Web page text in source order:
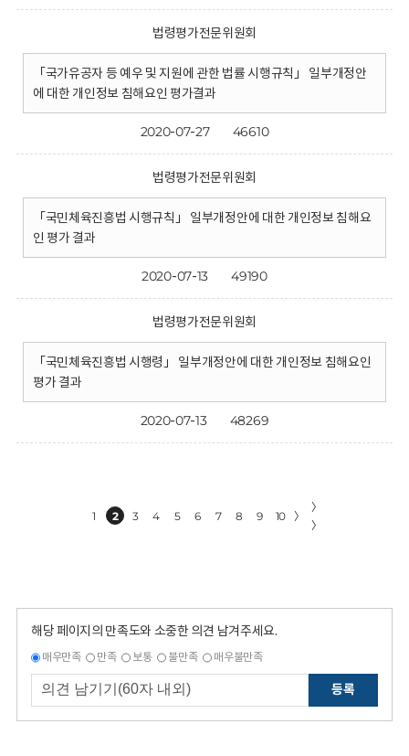
법령평가전문위원회
「국가유공자 등 예우 및 지원에 관한 법률 시행규칙」 일부개정안
에 대한 개인정보 침해요인 평가결과
2020-07-27 46610
법령평가전문위원회
「국민체육진흥법 시행규칙」 일부개정안에 대한 개인정보 침해요
인 평가 결과
2020-07-13 49190
법령평가전문위원회
「국민체육진흥법 시행령」 일부개정안에 대한 개인정보 침해요인
평가 결과
2020-07-13 48269
1 2 3 4 5 6 7 8 9 10 〉
〉
〉
해당 페이지의 만족도와 소중한 의견 남겨주세요.
매우만족 만족 보통 불만족 매우불만족
등록